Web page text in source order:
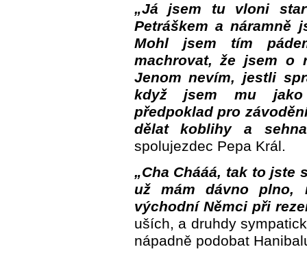
„Já jsem tu vloni
Petráškem a náramně
Mohl jsem tím
machrovat, že jsem o
Jenom nevím, jestli
když jsem mu jako
předpoklad pro
dělat koblihy a
spolujezdec Pepa Král.
„Cha Chááá, tak to jste
už mám dávno plno,
východní Němci při
uších, a druhdy
nápadně podobat